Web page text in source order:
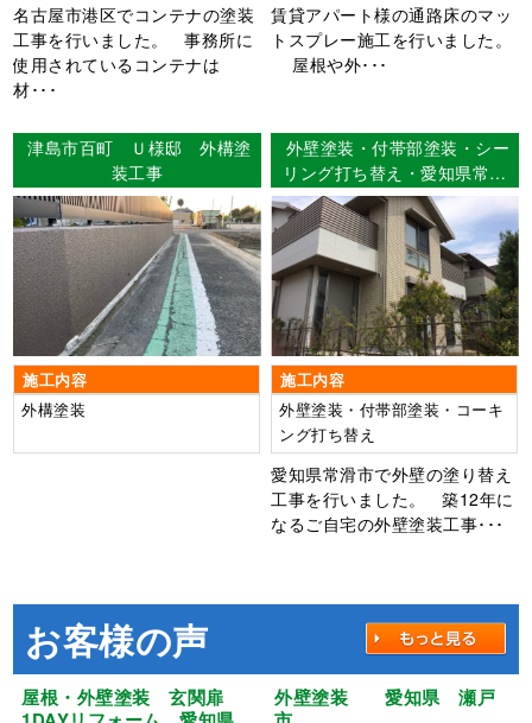
名古屋市港区でコンテナの塗装
工事を行いました。 事務所に
使用されているコンテナは
材･･･
賃貸アパート様の通路床のマッ
トスプレー施工を行いました。
屋根や外･･･
津島市百町 Ｕ様邸 外構塗
装工事
施工内容
外構塗装
外壁塗装・付帯部塗装・シー
リング打ち替え・愛知県常滑
市 F様邸
施工内容
外壁塗装・付帯部塗装・コーキ
ング打ち替え
愛知県常滑市で外壁の塗り替え
工事を行いました。 築12年に
なるご自宅の外壁塗装工事･･･
お客様の声
屋根・外壁塗装 玄関扉
外壁塗装 愛知県 瀬戸